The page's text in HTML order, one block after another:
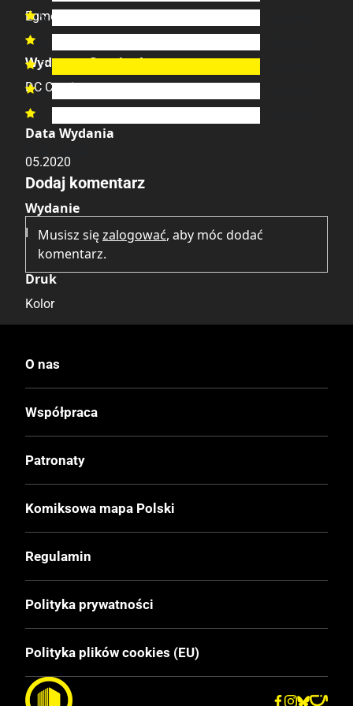
Egmont
Wydawca Oryginalny
DC Comics
Data Wydania
05.2020
Wydanie
I
Druk
Kolor
Format
240
Cena Okładkowa
EAN
9788328196100
5

3
2

Dodaj komentarz
Musisz sięzalogować, aby móc dodać
komentarz.
O nas
Współpraca
Patronaty
Komiksowa mapa Polski
Regulamin
Polityka prywatności
Polityka plików cookies (EU)